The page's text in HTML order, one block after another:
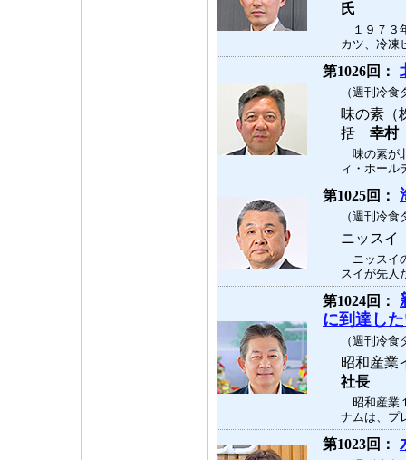
氏
１９７３
カツ、冷凍
第1026回：
（週刊冷
味の素
括 幸村
味の素が
ィ・ホール
第1025回：
（週刊冷
ニッス
ニッスイ
スイが先人
第1024回：
に到達し
（週刊冷
昭和産
社長
昭和産業
ナムは、プ
第1023回：